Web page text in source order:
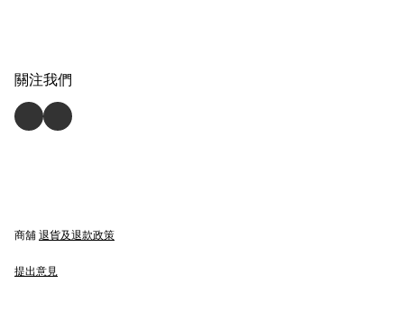
關注我們
商舖 退貨及退款政策
提出意見